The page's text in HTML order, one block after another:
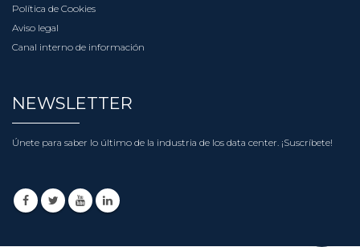
Política de Cookies
Aviso legal
Canal interno de información
NEWSLETTER
Únete para saber lo último de la industria de los data center. ¡Suscríbete!